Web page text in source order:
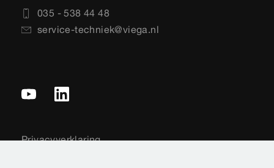
035 - 538 44 48
service-techniek@viega.nl
Privacyverklaring